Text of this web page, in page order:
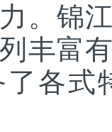
。锦
丰富
各式